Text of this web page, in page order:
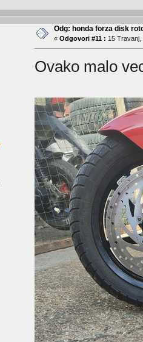
Odg: honda forza disk
« Odgovori #11 : 15 Travanj,
Ovako malo